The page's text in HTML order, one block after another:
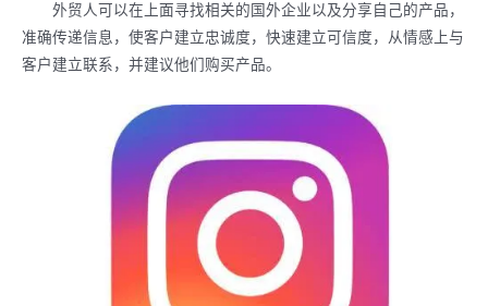
外贸人可以在上面寻找相关的国外企业以及分享自己的产品，
准确传递信息，使客户建立忠诚度，快速建立可信度，从情感上与
客户建立联系，并建议他们购买产品。